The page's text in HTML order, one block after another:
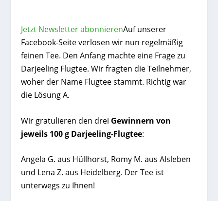
Jetzt Newsletter abonnierenAuf unserer
Facebook-Seite verlosen wir nun regelmäßig
feinen Tee. Den Anfang machte eine Frage zu
Darjeeling Flugtee. Wir fragten die Teilnehmer,
woher der Name Flugtee stammt. Richtig war
die Lösung A.
Wir gratulieren den drei Gewinnern von
jeweils 100 g Darjeeling-Flugtee:
Angela G. aus Hüllhorst, Romy M. aus Alsleben
und Lena Z. aus Heidelberg. Der Tee ist
unterwegs zu Ihnen!